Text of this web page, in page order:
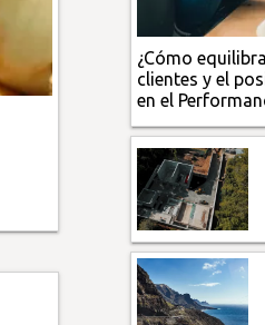
¿Cómo
clientes y el
en el